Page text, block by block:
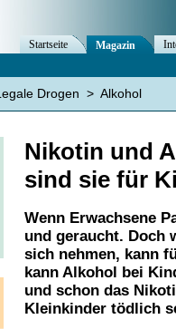
Nikotin und
sind sie für
Wenn Erwachsene
und geraucht. Doch
sich nehmen, kann
kann Alkohol bei
und schon das
Kleinkinder tödlich
Startseite Magazin
Drogen > Alkohol